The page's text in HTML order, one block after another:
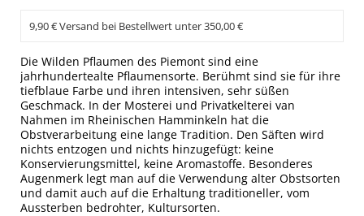
9,90 € Versand bei Bestellwert unter 350,00 €
Die Wilden Pflaumen des Piemont sind eine
jahrhundertealte Pflaumensorte. Berühmt sind sie für ihre
tiefblaue Farbe und ihren intensiven, sehr süßen
Geschmack. In der Mosterei und Privatkelterei van
Nahmen im Rheinischen Hamminkeln hat die
Obstverarbeitung eine lange Tradition. Den Säften wird
nichts entzogen und nichts hinzugefügt: keine
Konservierungsmittel, keine Aromastoffe. Besonderes
Augenmerk legt man auf die Verwendung alter Obstsorten
und damit auch auf die Erhaltung traditioneller, vom
Aussterben bedrohter, Kultursorten.